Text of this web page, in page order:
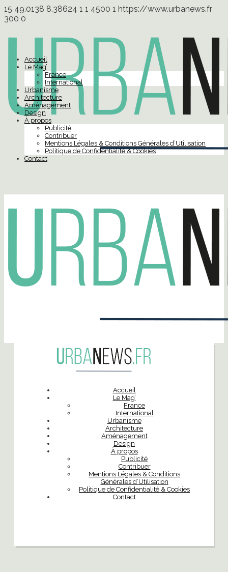
15 49.0138 8.38624 1 1 4500 1 https://www.urbanews.fr
300 0
Accueil
Le Mag’
France
International
Urbanisme
Architecture
Aménagement
Design
À propos
Publicité
Contribuer
Mentions Légales & Conditions Générales d’Utilisation
Politique de Confidentialité & Cookies
Contact
Accueil
Le Mag’
France
International
Urbanisme
Architecture
Aménagement
Design
À propos
Publicité
Contribuer
Mentions Légales & Conditions
Générales d’Utilisation
Politique de Confidentialité & Cookies
Contact